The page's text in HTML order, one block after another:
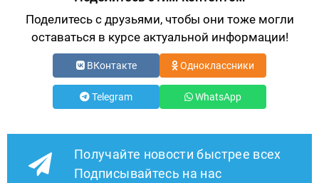
Поделитесь с друзьями, чтобы они тоже могли
оставаться в курсе актуальной информации!
ВКонтакте Одноклассники
Telegram WhatsApp
Получайте новости быстрее всех
Подписывайтесь на нас